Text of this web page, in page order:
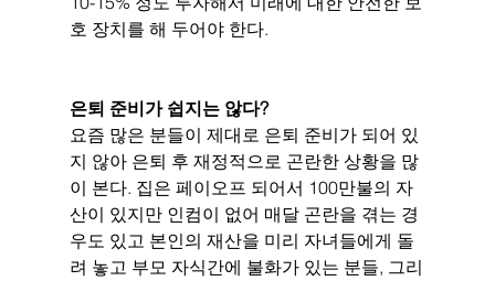
호 장치를 해 두어야 한다.
은퇴 준비가 쉽지는 않다?
요즘 많은 분들이 제대로 은퇴 준비가 되어 있
지 않아 은퇴 후 재정적으로 곤란한 상황을 많
이 본다. 집은 페이오프 되어서 100만불의 자
산이 있지만 인컴이 없어 매달 곤란을 겪는 경
우도 있고 본인의 재산을 미리 자녀들에게 돌
려 놓고 부모 자식간에 불화가 있는 분들, 그리